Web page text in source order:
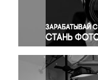
Религия
Светская
Спорт